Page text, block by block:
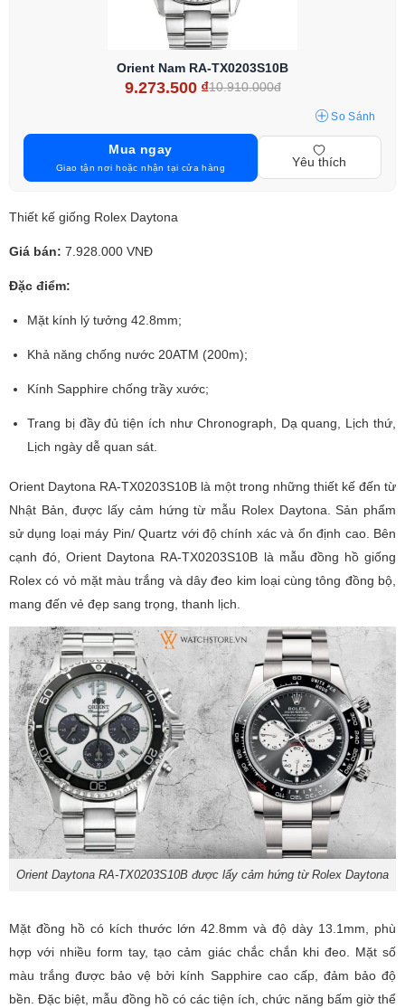
Orient Nam RA-TX0203S10B
9.273.500 ₫10.910.000đ
So Sánh
Mua ngay
Giao tận nơi hoặc nhận tại cửa hàng Yêu thích
Thiết kế giống Rolex Daytona
Giá bán: 7.928.000 VNĐ
Đặc điểm:
Mặt kính lý tưởng 42.8mm;
Khả năng chống nước 20ATM (200m);
Kính Sapphire chống trầy xước;
Trang bị đầy đủ tiện ích như Chronograph, Dạ quang, Lịch thứ,
Lịch ngày dễ quan sát.
Orient Daytona RA-TX0203S10B là một trong những thiết kế đến từ
Nhật Bản, được lấy cảm hứng từ mẫu Rolex Daytona. Sản phẩm
sử dụng loại máy Pin/ Quartz với độ chính xác và ổn định cao. Bên
cạnh đó, Orient Daytona RA-TX0203S10B là mẫu đồng hồ giống
Rolex có vỏ mặt màu trắng và dây đeo kim loại cùng tông đồng bộ,
mang đến vẻ đẹp sang trọng, thanh lịch.
Orient Daytona RA-TX0203S10B được lấy cảm hứng từ Rolex Daytona
Mặt đồng hồ có kích thước lớn 42.8mm và độ dày 13.1mm, phù
hợp với nhiều form tay, tạo cảm giác chắc chắn khi đeo. Mặt số
màu trắng được bảo vệ bởi kính Sapphire cao cấp, đảm bảo độ
bền. Đặc biệt, mẫu đồng hồ có các tiện ích, chức năng bấm giờ thể